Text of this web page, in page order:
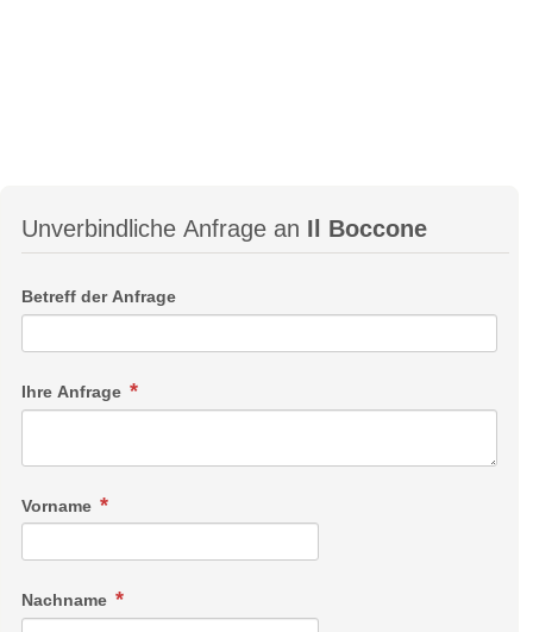
Unverbindliche Anfrage an Il Boccone
Betreff der Anfrage
Ihre Anfrage
Vorname
Nachname